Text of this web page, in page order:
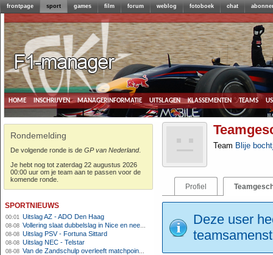
frontpage sport games film forum weblog fotoboek chat
home inschrijven managerinformatie uitslagen klassementen teams
Rondemelding
De volgende ronde is de GP van Nederland.
Je hebt nog tot zaterdag 22 augustus 2026
00:00 uur om je team aan te passen voor de
komende ronde.
sportnieuws
00:01 Uitslag AZ - ADO Den Haag
08-08 Vollering slaat dubbelslag in Nice en neemt geel over
08-08 Uitslag PSV - Fortuna Sittard
08-08 Uitslag NEC - Telstar
08-08 Van de Zandschulp overleeft matchpoints, ook Griekspoor verder in Montreal
Team Blije
Profiel
Deze user